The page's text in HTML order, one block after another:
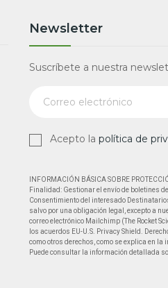
Newsletter
Suscríbete a nuestra
Acepto lapolítica de
INFORMACIÓN BÁSICA SOBRE
Finalidad: Gestionar el envío de boletines
Consentimiento del interesado
salvo por una obligación legal, excepto a
correo electrónico Mailchimp (The Rocket
los acuerdos EU-U.S. Privacy Shield.
como otros derechos, como se explica en
Puede consultar la información detallada